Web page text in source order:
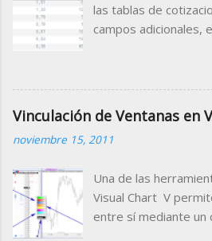
las tablas de
campos adicionales,
tiempo real, valor
fundamentales,
Porcentual que
diferencia de la
de este dato en una
añádelo en la
estas indicaciones.
Vinculación de Ventanas en
noviembre 15, 2011
Una de las
Visual Chart V
entre sí mediante un